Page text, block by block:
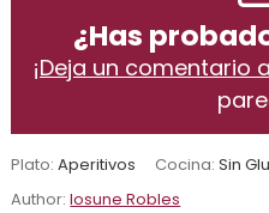
¿Has
¡Deja un comentario
Plato:Aperitivos Cocina: Sin
Author:Iosune Robles